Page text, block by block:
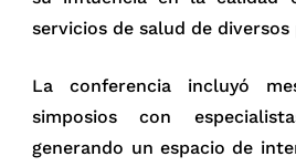
servicios de salud de diversos
La conferencia incluyó
simposios con
generando un espacio de